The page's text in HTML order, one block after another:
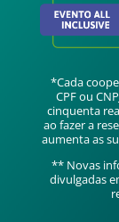
*Cada
CPF ou
cinquenta
ao fazer a
aumenta as
** Novas
divulgadas